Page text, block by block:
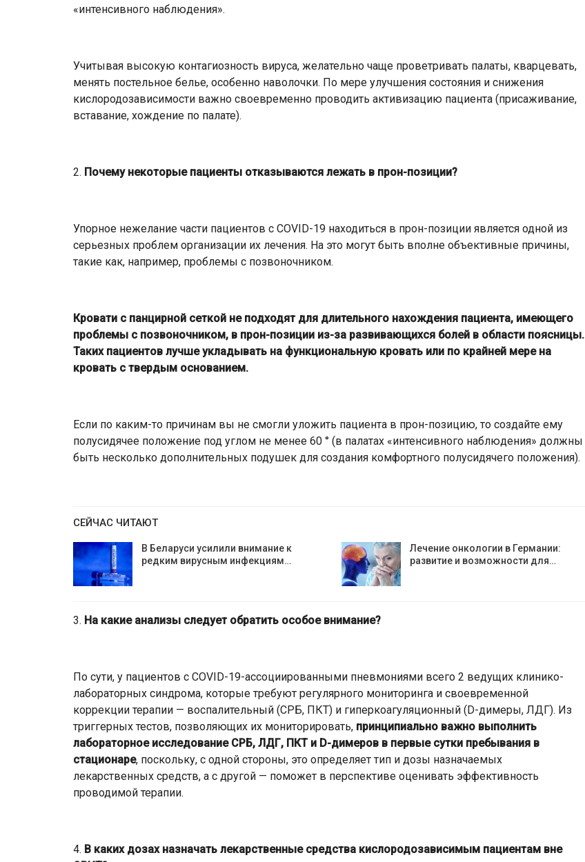
«интенсивного наблюдения».
Учитывая высокую контагиозность вируса, желательно чаще проветривать палаты, кварцевать,
менять постельное белье, особенно наволочки. По мере улучшения состояния и снижения
кислородозависимости важно своевременно проводить активизацию пациента (присаживание,
вставание, хождение по палате).
2. Почему некоторые пациенты отказываются лежать в прон-позиции?
Упорное нежелание части пациентов с COVID-19 находиться в прон-позиции является одной из
серьезных проблем организации их лечения. На это могут быть вполне объективные причины,
такие как, например, проблемы с позвоночником.
Кровати с панцирной сеткой не подходят для длительного нахождения пациента, имеющего
проблемы с позвоночником, в прон-позиции из-за развивающихся болей в области поясницы.
Таких пациентов лучше укладывать на функциональную кровать или по крайней мере на
кровать с твердым основанием.
Если по каким-то причинам вы не смогли уложить пациента в прон-позицию, то создайте ему
полусидячее положение под углом не менее 60 ° (в палатах «интенсивного наблюдения» должны
быть несколько дополнительных подушек для создания комфортного полусидячего положения).
СЕЙЧАС ЧИТАЮТ
В Беларуси усилили внимание к
редким вирусным инфекциям…
Лечение онкологии в Германии:
развитие и возможности для…
3. На какие анализы следует обратить особое внимание?
По сути, у пациентов с COVID-19-ассоциированными пневмониями всего 2 ведущих клинико-
лабораторных синдрома, которые требуют регулярного мониторинга и своевременной
коррекции терапии — воспалительный (СРБ, ПКТ) и гиперкоагуляционный (D-димеры, ЛДГ). Из
триггерных тестов, позволяющих их мониторировать, принципиально важно выполнить
лабораторное исследование СРБ, ЛДГ, ПКТ и D-димеров в первые сутки пребывания в
стационаре, поскольку, с одной стороны, это определяет тип и дозы назначаемых
лекарственных средств, а с другой — поможет в перспективе оценивать эффективность
проводимой терапии.
4. В каких дозах назначать лекарственные средства кислородозависимым пациентам вне